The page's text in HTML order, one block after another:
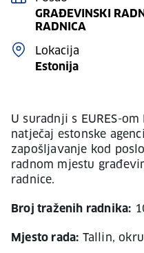
GRAĐEVINSKI
RADNICA
Lokacija
Estonija
U suradnji s EURES-
natječaj estonske
zapošljavanje kod
radnom mjestu
radnice.
Broj traženih radnika:
Mjesto rada: Tallin,